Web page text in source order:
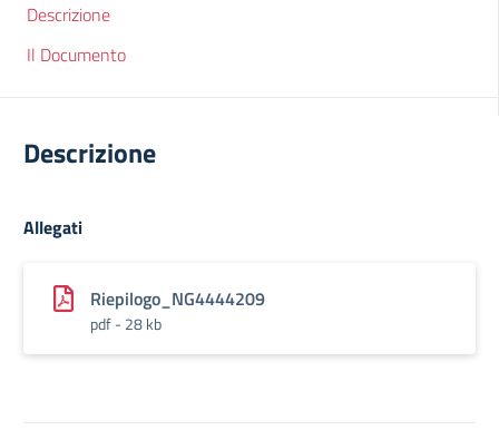
Descrizione
Il Documento
Descrizione
Allegati
Riepilogo_NG4444209
pdf - 28 kb